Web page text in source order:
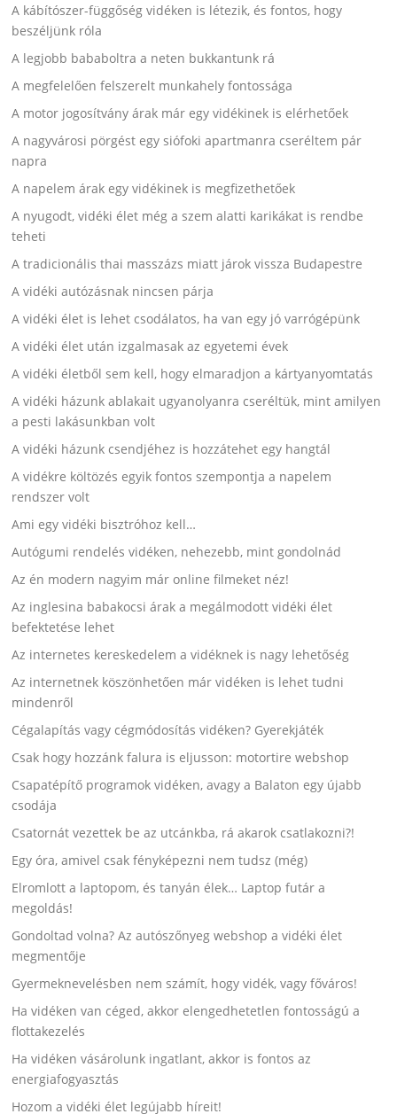
A kábítószer-függőség vidéken is létezik, és fontos, hogy
beszéljünk róla
A legjobb bababoltra a neten bukkantunk rá
A megfelelően felszerelt munkahely fontossága
A motor jogosítvány árak már egy vidékinek is elérhetőek
A nagyvárosi pörgést egy siófoki apartmanra cseréltem pár
napra
A napelem árak egy vidékinek is megfizethetőek
A nyugodt, vidéki élet még a szem alatti karikákat is rendbe
teheti
A tradicionális thai masszázs miatt járok vissza Budapestre
A vidéki autózásnak nincsen párja
A vidéki élet is lehet csodálatos, ha van egy jó varrógépünk
A vidéki élet után izgalmasak az egyetemi évek
A vidéki életből sem kell, hogy elmaradjon a kártyanyomtatás
A vidéki házunk ablakait ugyanolyanra cseréltük, mint amilyen
a pesti lakásunkban volt
A vidéki házunk csendjéhez is hozzátehet egy hangtál
A vidékre költözés egyik fontos szempontja a napelem
rendszer volt
Ami egy vidéki bisztróhoz kell…
Autógumi rendelés vidéken, nehezebb, mint gondolnád
Az én modern nagyim már online filmeket néz!
Az inglesina babakocsi árak a megálmodott vidéki élet
befektetése lehet
Az internetes kereskedelem a vidéknek is nagy lehetőség
Az internetnek köszönhetően már vidéken is lehet tudni
mindenről
Cégalapítás vagy cégmódosítás vidéken? Gyerekjáték
Csak hogy hozzánk falura is eljusson: motortire webshop
Csapatépítő programok vidéken, avagy a Balaton egy újabb
csodája
Csatornát vezettek be az utcánkba, rá akarok csatlakozni?!
Egy óra, amivel csak fényképezni nem tudsz (még)
Elromlott a laptopom, és tanyán élek… Laptop futár a
megoldás!
Gondoltad volna? Az autószőnyeg webshop a vidéki élet
megmentője
Gyermeknevelésben nem számít, hogy vidék, vagy főváros!
Ha vidéken van céged, akkor elengedhetetlen fontosságú a
flottakezelés
Ha vidéken vásárolunk ingatlant, akkor is fontos az
energiafogyasztás
Hozom a vidéki élet legújabb híreit!